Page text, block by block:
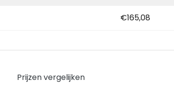
€165,08
Prijzen vergelijken